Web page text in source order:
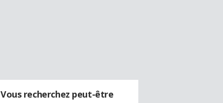
Vous recherchez peut-être